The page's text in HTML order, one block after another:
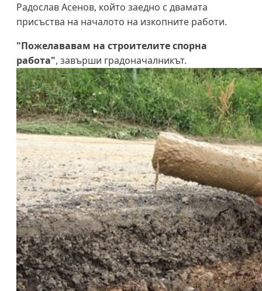
Радослав Асенов, който заедно с двамата
присъства на началото на изкопните работи.
"Пожелававам на строителите спорна
работа", завърши градоначалникът.